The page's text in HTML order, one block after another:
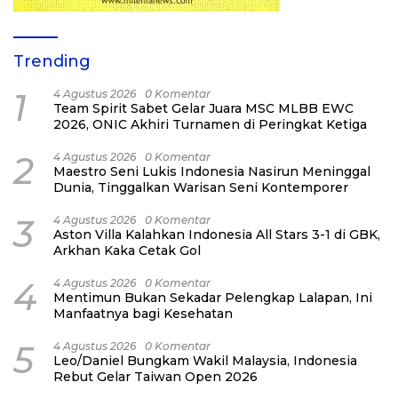
Trending
1 4 Agustus 2026 0 Komentar
Team Spirit Sabet Gelar Juara MSC MLBB EWC
2026, ONIC Akhiri Turnamen di Peringkat Ketiga
2 4 Agustus 2026 0 Komentar
Maestro Seni Lukis Indonesia Nasirun Meninggal
Dunia, Tinggalkan Warisan Seni Kontemporer
3 4 Agustus 2026 0 Komentar
Aston Villa Kalahkan Indonesia All Stars 3-1 di GBK,
Arkhan Kaka Cetak Gol
4 4 Agustus 2026 0 Komentar
Mentimun Bukan Sekadar Pelengkap Lalapan, Ini
Manfaatnya bagi Kesehatan
5 4 Agustus 2026 0 Komentar
Leo/Daniel Bungkam Wakil Malaysia, Indonesia
Rebut Gelar Taiwan Open 2026